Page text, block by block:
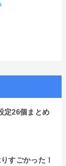
定26個まとめ
すごかった！